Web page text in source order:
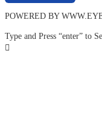
POWERED BY
Type and Press “enter” to